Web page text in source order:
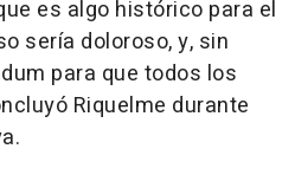
es algo histórico para el
sería doloroso, y, sin
para que todos los
Riquelme durante